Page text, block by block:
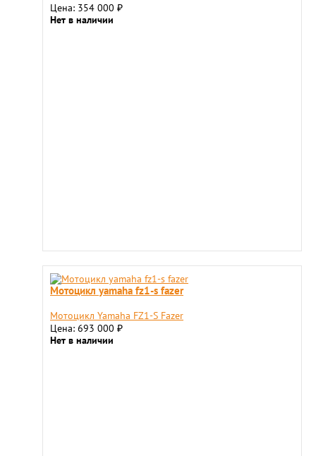
Цена: 354 000 ₽
Нет в наличии
Мотоцикл yamaha fz1-s fazer
Мотоцикл Yamaha FZ1-S Fazer
Цена: 693 000 ₽
Нет в наличии